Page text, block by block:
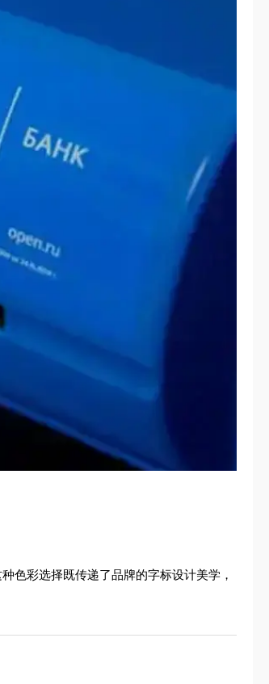
色彩选择既传递了品牌的字标设计美学，